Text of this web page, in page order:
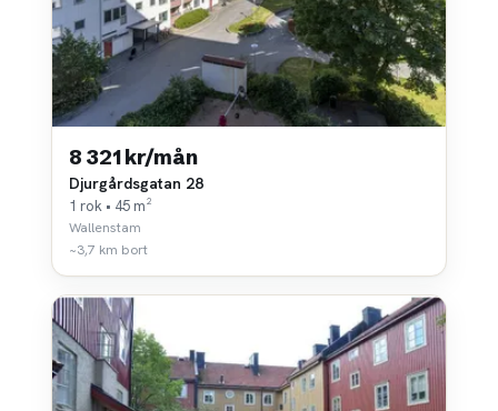
8 321 kr/mån
Djurgårdsgatan 28
1 rok • 45 m²
Wallenstam
~3,7 km bort